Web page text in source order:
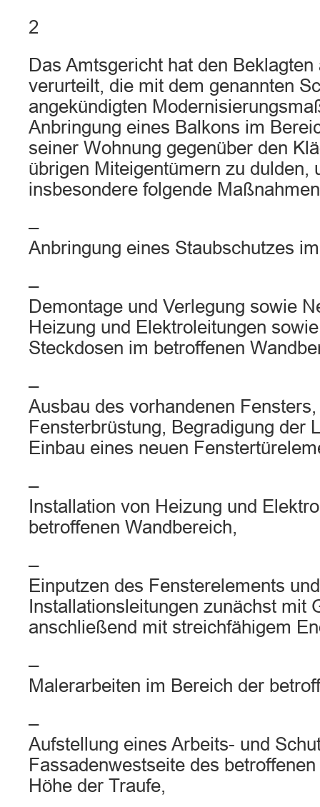
2
Das Amtsgericht hat den
verurteilt, die mit dem genannten
angekündigten
Anbringung eines Balkons im
seiner Wohnung gegenüber den
übrigen Miteigentümern zu dulden,
insbesondere folgende
–
Anbringung eines Staubschutzes
–
Demontage und Verlegung sowie
Heizung und Elektroleitungen
Steckdosen im betroffenen
–
Ausbau des vorhandenen
Fensterbrüstung, Begradigung der
Einbau eines neuen
–
Installation von Heizung und
betroffenen Wandbereich,
–
Einputzen des Fensterelements
Installationsleitungen zunächst mit
anschließend mit streichfähigem
–
Malerarbeiten im Bereich der
–
Aufstellung eines Arbeits- und
Fassadenwestseite des
Höhe der Traufe,